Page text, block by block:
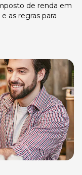
de renda em
as regras para